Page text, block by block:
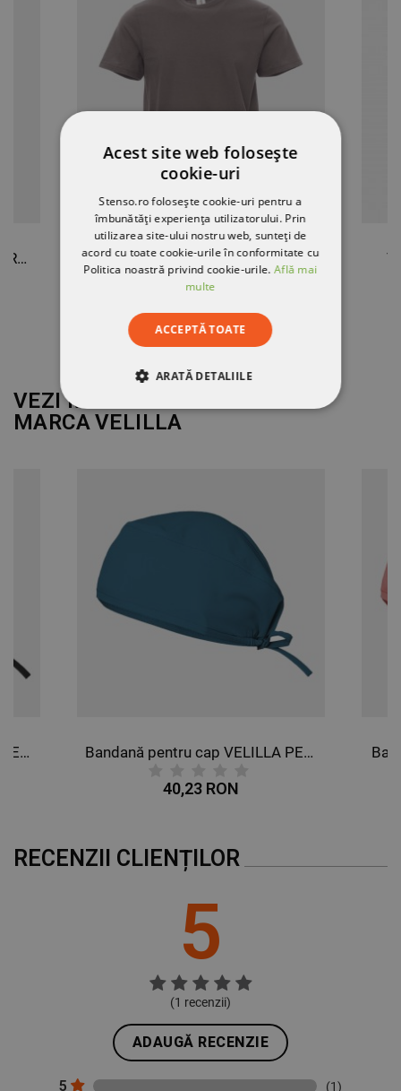
Pantaloni de lucru COLLINS VARĂ VERDE Tricou PAYPER SUNSET GRI METALIC
26,62 RON
-10%
24,02 RON
VEZI MAI MULT DE LA
MARCAVELILLA
Bandană pentru cap VELILLA NEAGRĂ Bandană pentru cap VELILLA PETROL
40,23 RON
RECENZII CLIENȚILOR
5
(1 recenzii)
ADAUGĂ RECENZIE
5 (1)
Acest site web folosește
cookie-uri
Stenso.ro folosește cookie-uri pentru a
îmbunătăți experiența utilizatorului. Prin
utilizarea site-ului nostru web, sunteți de
acord cu toate cookie-urile în conformitate cu
Politica noastră privind cookie-urile.Află mai
multe
ACCEPTĂ TOATE
ARATĂ DETALIILE
STRICT NECESARE